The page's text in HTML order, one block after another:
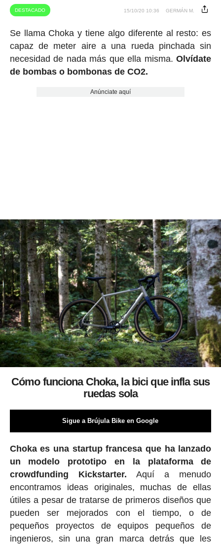
DESTACADO 15/10/20 10:36 GERMÁN M.
Se llama Choka y tiene algo diferente al resto: es
capaz de meter aire a una rueda pinchada sin
necesidad de nada más que ella misma.Olvídate
de bombas o bombonas de CO2.
Anúnciate aquí
Cómo funciona Choka, la bici que infla sus
ruedas sola
Sigue a Brújula Bike en Google
Choka es una startup francesa que ha lanzado
un modelo prototipo en la plataforma de
crowdfunding Kickstarter. Aquí a menudo
encontramos ideas originales, muchas de ellas
útiles a pesar de tratarse de primeros diseños que
pueden ser mejorados con el tiempo, o de
pequeños proyectos de equipos pequeños de
ingenieros, sin una gran marca detrás que les